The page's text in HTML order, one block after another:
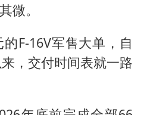
微。
F-16V军售大单，自
，交付时间表就一路